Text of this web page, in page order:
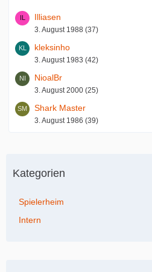
Illiasen
3. August 1988 (37)
kleksinho
3. August 1983 (42)
NioalBr
3. August 2000 (25)
Shark Master
3. August 1986 (39)
Kategorien
Spielerheim
Intern